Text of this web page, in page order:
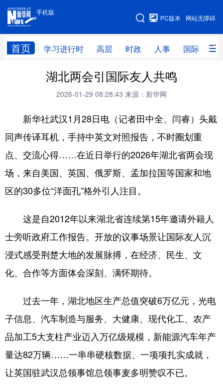
手机版
网站无障碍
PC版本
首页 学习进行时 高层 时政 人事 国际 财
手机版
网站地图
学习进行时 高层 时政
财经 网评
台湾 思客智库 全球连线 教育
科技 科创 量子 体育
文化 书画 健康 军事
访谈 视频 图片 政务
食品 人居 信息化 数字经济
学术中国 乡村振兴 银龄 溯源中国
公益 一带一路 亚太网 上市公司
文化产业
地方频道
湖北两会引国际友人共鸣
2026-01-29 08:28:43 来源：新华网
新华社武汉1月28日电（记者田中全、闫睿）头戴
同声传译耳机，手持中英文对照报告，不时圈划重
点、交流心得……在近日举行的2026年湖北省两会现
场，来自美国、英国、俄罗斯、孟加拉国等国家和地
区的30多位“洋面孔”格外引人注目。
这是自2012年以来湖北省连续第15年邀请外籍人
士旁听政府工作报告。开放的议事场景让国际友人沉
浸式感受荆楚大地的发展脉搏，在经济、民生、文
化、合作等方面体会深刻、满怀期待。
过去一年，湖北地区生产总值突破6万亿元，光电
子信息、汽车制造与服务、大健康、现代化工、农产
品加工5大支柱产业迈入万亿级规模，新能源汽车年产
量达82万辆……一串串硬核数据、一项项扎实成就，
让英国驻武汉总领事馆总领事麦多明赞叹不已。